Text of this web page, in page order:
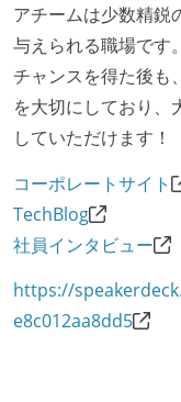
アチームは少数精鋭
与えられる職場です。
チャンスを得た後も
を大切にしており、
していただけます！
コーポレートサイト
TechBlog
社員インタビュー
https://
e8c012aa8dd5